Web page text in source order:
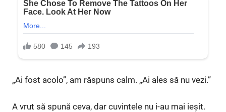
„Ai fost acolo”, am răspuns calm. „Ai ales să nu vezi.”
A vrut să spună ceva, dar cuvintele nu i-au mai ieșit.